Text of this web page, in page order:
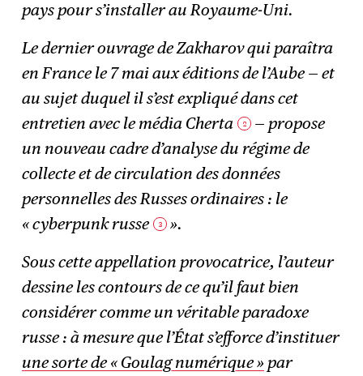
pays pour s’installer au Royaume-Uni.
Le dernier ouvrage de Zakharov qui paraîtra
en France le 7 mai aux éditions de l’Aube — et
au sujet duquel il s’est expliqué dans cet
entretien avec le média Cherta
2
— propose
un nouveau cadre d’analyse du régime de
collecte et de circulation des données
personnelles des Russes ordinaires : le
« cyberpunk russe
3 ».
Sous cette appellation provocatrice, l’auteur
dessine les contours de ce qu’il faut bien
considérer comme un véritable paradoxe
russe : à mesure que l’État s’efforce d’instituer
une sorte de « Goulag numérique » par